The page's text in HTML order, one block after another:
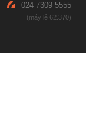
024 7309 5555